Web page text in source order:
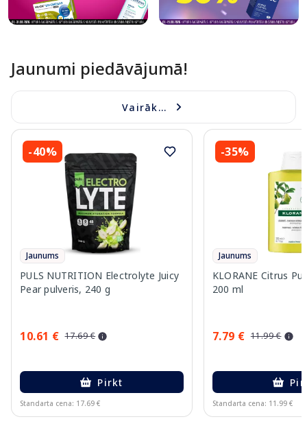
Jaunumi piedāvājumā!
Vairāk...
-40%
Jaunums
PULS NUTRITION Electrolyte Juicy
Pear pulveris, 240 g
10.61 € 17.69 €
Pirkt
Standarta cena: 17.69 €
-35%
Jaunums
KLORANE Citrus
200 ml
7.79 € 11.99 €
Standarta cena: 11.99 €